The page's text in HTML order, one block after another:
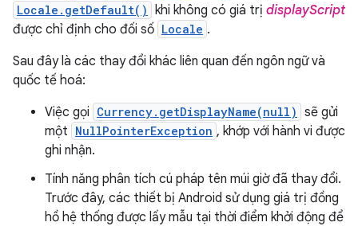
Locale.getDefault() khi không có giá trị displayScript
được chỉ định cho đối số Locale .
Sau đây là các thay đổi khác liên quan đến ngôn ngữ và
quốc tế hoá:
Việc gọi Currency.getDisplayName(null) sẽ gửi
một NullPointerException , khớp với hành vi được
ghi nhận.
Tính năng phân tích cú pháp tên múi giờ đã thay đổi.
Trước đây, các thiết bị Android sử dụng giá trị đồng
hồ hệ thống được lấy mẫu tại thời điểm khởi động để